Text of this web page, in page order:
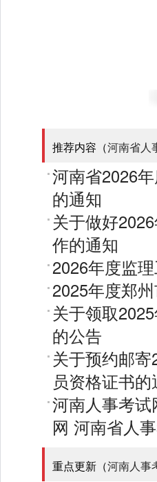
推荐内容（河南省人
河南省2026
的通知
关于做好
作的通知
2026年度监
2025年度郑
关于领取
的公告
关于预约邮
员资格证书的
河南人事考试
网 河南省人
重点更新（河南人事